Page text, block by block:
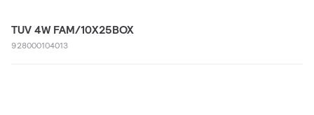
TUV 4W FAM/10X25BOX
928000104013